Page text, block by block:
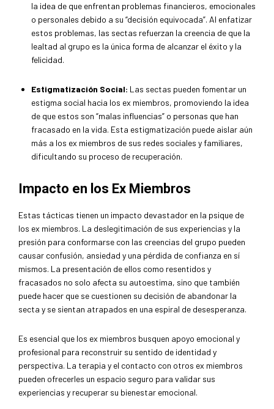
la idea de que enfrentan problemas financieros, emocionales
o personales debido a su “decisión equivocada”. Al enfatizar
estos problemas, las sectas refuerzan la creencia de que la
lealtad al grupo es la única forma de alcanzar el éxito y la
felicidad.
Estigmatización Social: Las sectas pueden fomentar un
estigma social hacia los ex miembros, promoviendo la idea
de que estos son “malas influencias” o personas que han
fracasado en la vida. Esta estigmatización puede aislar aún
más a los ex miembros de sus redes sociales y familiares,
dificultando su proceso de recuperación.
Impacto en los Ex Miembros
Estas tácticas tienen un impacto devastador en la psique de
los ex miembros. La deslegitimación de sus experiencias y la
presión para conformarse con las creencias del grupo pueden
causar confusión, ansiedad y una pérdida de confianza en sí
mismos. La presentación de ellos como resentidos y
fracasados no solo afecta su autoestima, sino que también
puede hacer que se cuestionen su decisión de abandonar la
secta y se sientan atrapados en una espiral de desesperanza.
Es esencial que los ex miembros busquen apoyo emocional y
profesional para reconstruir su sentido de identidad y
perspectiva. La terapia y el contacto con otros ex miembros
pueden ofrecerles un espacio seguro para validar sus
experiencias y recuperar su bienestar emocional.